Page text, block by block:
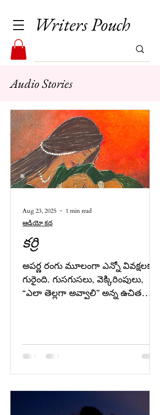
Writers Pouch
Audio Stories
కర్రి
అపర్ణ రంగు మూలంగా ఎన్నో వివక్షలకు
గురైంది. గుసగుసలు, వెక్కిరింపులు,
“ఎలా తెల్లగా అవ్వాలి” అన్న ఉచిత
సర్దుకుపోయింది. కానీ ఒక రోజు…
పరులు మాత్రమే కాదు, తనకు అత్యంత
చేరువైన వారు కూడా అదే దృష్టితో
ఉన్నారని తెలిసినప్పుడు, అపర్ణ ఎలా
ఆడియో కథ
Aug 23, 2025 1 min read